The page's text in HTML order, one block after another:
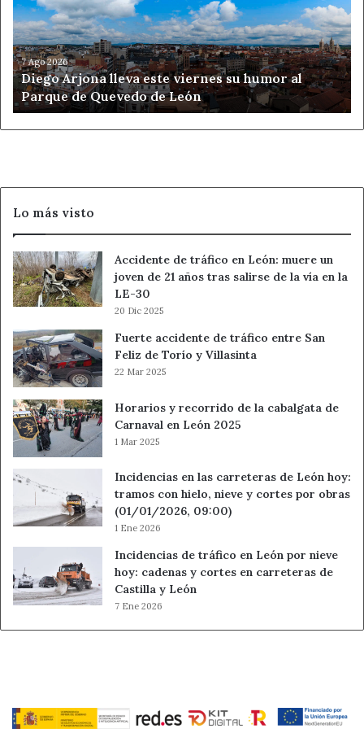
viernes
su
humor
al
Parque
de
Quevedo
de
7 Ago 2026
Diego Arjona lleva este viernes su humor al
Parque de Quevedo de León
Lo más visto
Accidente de tráfico en León: muere un
joven de 21 años tras salirse de la vía en la
LE-30
20 Dic 2025
Fuerte accidente de tráfico entre San
Feliz de Torío y Villasinta
22 Mar 2025
Horarios y recorrido de la cabalgata de
Carnaval en León 2025
1 Mar 2025
Incidencias en las carreteras de León hoy:
tramos con hielo, nieve y cortes por obras
(01/01/2026, 09:00)
1 Ene 2026
Incidencias de tráfico en León por nieve
hoy: cadenas y cortes en carreteras de
Castilla y León
7 Ene 2026